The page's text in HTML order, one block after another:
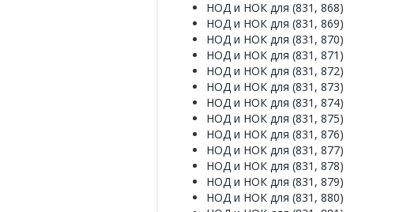
НОД и НОК для (831, 868)
НОД и НОК для (831, 869)
НОД и НОК для (831, 870)
НОД и НОК для (831, 871)
НОД и НОК для (831, 872)
НОД и НОК для (831, 873)
НОД и НОК для (831, 874)
НОД и НОК для (831, 875)
НОД и НОК для (831, 876)
НОД и НОК для (831, 877)
НОД и НОК для (831, 878)
НОД и НОК для (831, 879)
НОД и НОК для (831, 880)